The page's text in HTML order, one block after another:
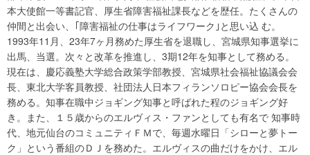
本大使館一等書記官、厚生省障害福祉課長などを歴任。たくさんの
仲間と出会い、｢障害福祉の仕事はライフワーク｣と思い込 む。
1993年11月、23年7ヶ月務めた厚生省を退職し、宮城県知事選挙に
出馬、当選。次々と改革を推進し、3期12年を知事として務める。
現在は、慶応義塾大学総合政策学部教授、宮城県社会福祉協議会会
長、東北大学客員教授、社団法人日本フィランソロピー協会会長を
務める。知事在職中ジョギング知事と呼ばれた程のジョギング好
き。また、１５歳からのエルヴィス・ファンとしても有名で 知事時
代、地元仙台のコミュニティＦＭで、毎週水曜日「シローと夢トー
ク」という番組のＤＪを務めた。エルヴィスの曲だけをかけ、エル